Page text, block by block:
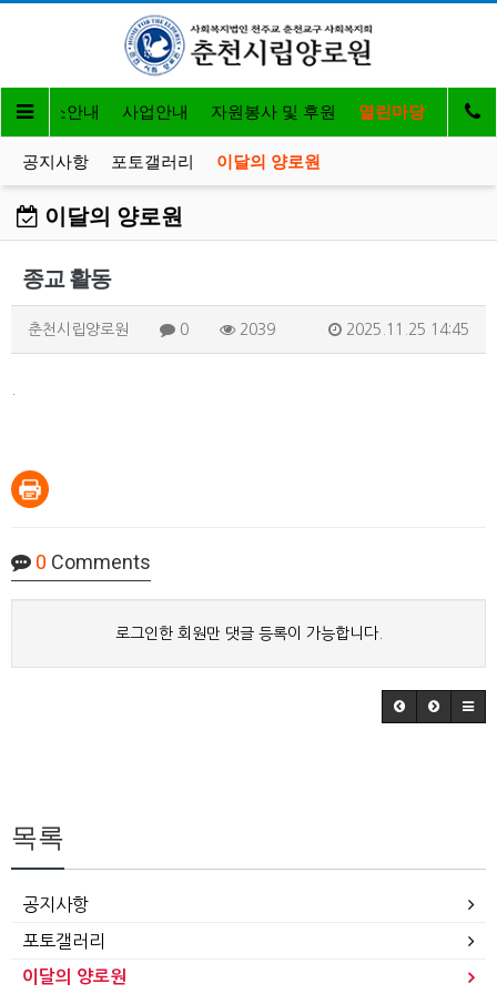
입소안내 사업안내 자원봉사 및 후원 열린마당
공지사항 포토갤러리 이달의 양로원
이달의 양로원
종교 활동
춘천시립양로원 0 2039 2025.11.25 14:45
0 Comments
로그인한 회원만 댓글 등록이 가능합니다.
목록
공지사항
포토갤러리
이달의 양로원